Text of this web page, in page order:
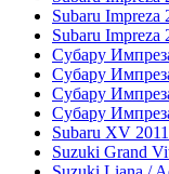
Subaru Impreza
Subaru
Субару
Субару
Субару
Субару
Subaru XV
Suzuki Grand